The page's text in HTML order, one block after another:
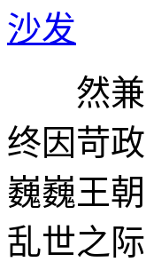
沙发
然兼并
终因苛
巍巍王
乱世之